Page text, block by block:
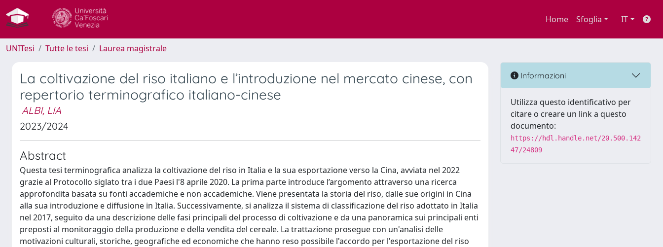
Home Sfoglia IT
UNITesi Tutte le tesi Laurea magistrale
La coltivazione del riso italiano e l’introduzione nel mercato cinese, con
repertorio terminografico italiano-cinese
ALBI, LIA
2023/2024
Abstract
Questa tesi terminografica analizza la coltivazione del riso in Italia e la sua esportazione verso la Cina, avviata nel 2022
grazie al Protocollo siglato tra i due Paesi l'8 aprile 2020. La prima parte introduce l’argomento attraverso una ricerca
approfondita basata su fonti accademiche e non accademiche. Viene presentata la storia del riso, dalle sue origini in Cina
alla sua introduzione e diffusione in Italia. Successivamente, si analizza il sistema di classificazione del riso adottato in Italia
nel 2017, seguito da una descrizione delle fasi principali del processo di coltivazione e da una panoramica sui principali enti
preposti al monitoraggio della produzione e della vendita del cereale. La trattazione prosegue con un'analisi delle
motivazioni culturali, storiche, geografiche ed economiche che hanno reso possibile l'accordo per l'esportazione del riso
Informazioni
Utilizza questo identificativo per
citare o creare un link a questo
documento:
https://hdl.handle.net/20.500.142
47/24809